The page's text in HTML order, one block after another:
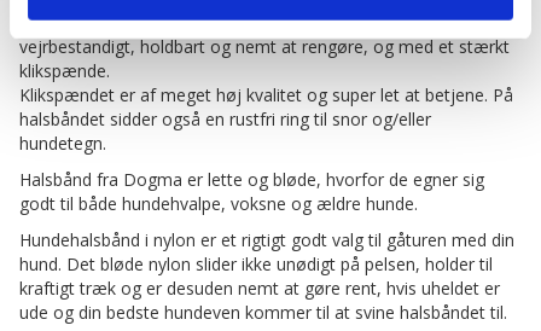
Halsbåndet er lavet af slidstærkt blødt Nylon, som er
vejrbestandigt, holdbart og nemt at rengøre, og med et stærkt
klikspænde.
Klikspændet er af meget høj kvalitet og super let at betjene. På
halsbåndet sidder også en rustfri ring til snor og/eller
hundetegn.
Halsbånd fra Dogma er lette og bløde, hvorfor de egner sig
godt til både hundehvalpe, voksne og ældre hunde.
Hundehalsbånd i nylon er et rigtigt godt valg til gåturen med din
hund. Det bløde nylon slider ikke unødigt på pelsen, holder til
kraftigt træk og er desuden nemt at gøre rent, hvis uheldet er
ude og din bedste hundeven kommer til at svine halsbåndet til.